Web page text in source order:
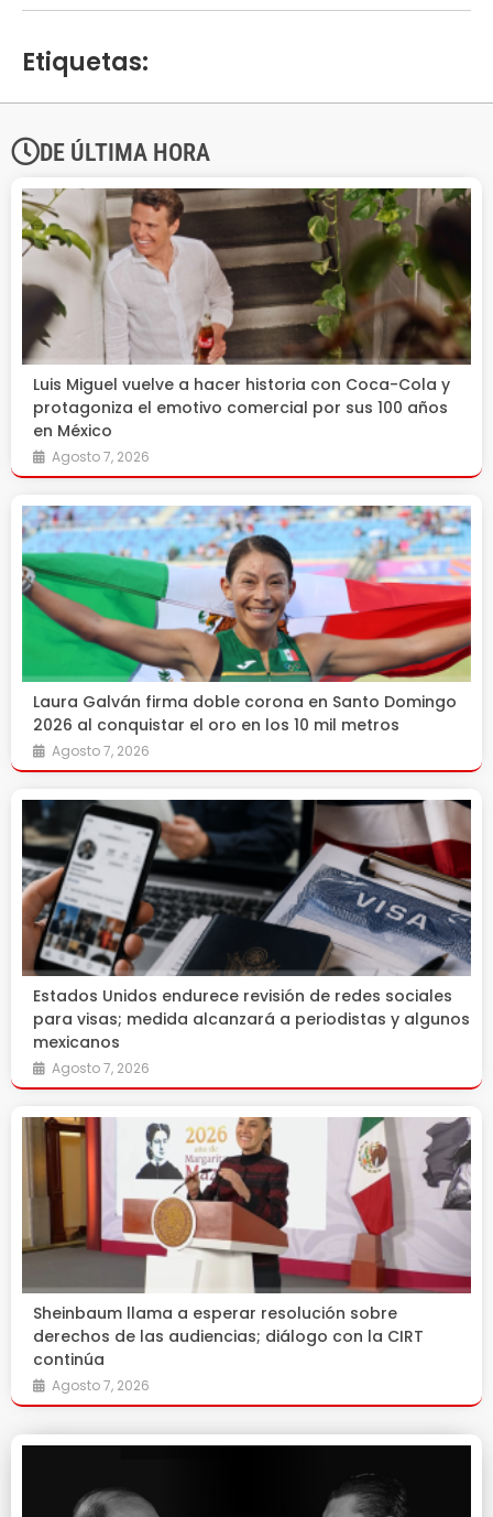
Etiquetas:
DE ÚLTIMA HORA
Luis Miguel vuelve a hacer historia con Coca-Cola y
protagoniza el emotivo comercial por sus 100 años
en México
Agosto 7, 2026
Laura Galván firma doble corona en Santo Domingo
2026 al conquistar el oro en los 10 mil metros
Agosto 7, 2026
Estados Unidos endurece revisión de redes sociales
para visas; medida alcanzará a periodistas y algunos
mexicanos
Agosto 7, 2026
Sheinbaum llama a esperar resolución sobre
derechos de las audiencias; diálogo con la CIRT
continúa
Agosto 7, 2026